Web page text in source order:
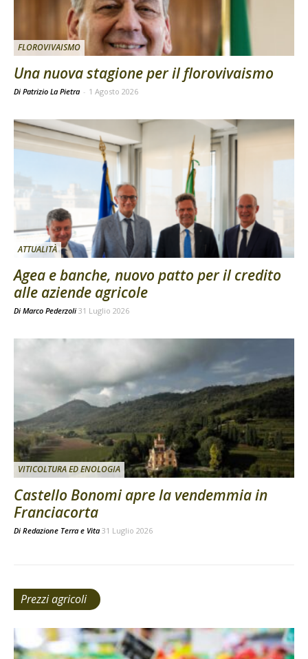
FLOROVIVAISMO
Una nuova stagione per il florovivaismo
Di Patrizio La Pietra - 1 Agosto 2026
ATTUALITÀ
Agea e banche, nuovo patto per il credito
alle aziende agricole
Di Marco Pederzoli 31 Luglio 2026
VITICOLTURA ED ENOLOGIA
Castello Bonomi apre la vendemmia in
Franciacorta
Di Redazione Terra e Vita 31 Luglio 2026
Prezzi agricoli